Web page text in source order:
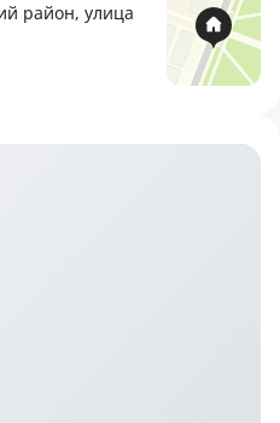
район, улица